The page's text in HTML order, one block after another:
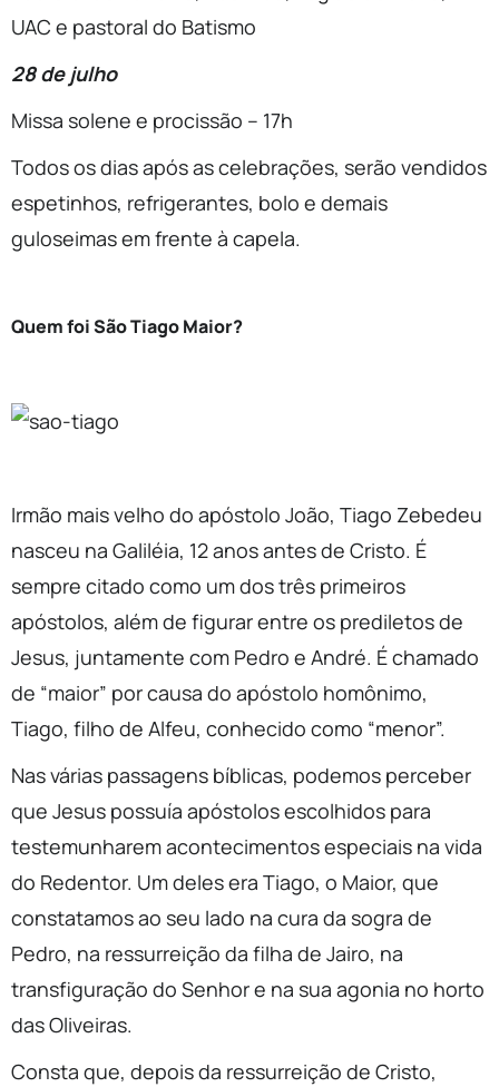
UAC e pastoral do Batismo
28 de julho
Missa solene e procissão – 17h
Todos os dias após as celebrações, serão vendidos
espetinhos, refrigerantes, bolo e demais
guloseimas em frente à capela.
Quem foi São Tiago Maior?
Irmão mais velho do apóstolo João, Tiago Zebedeu
nasceu na Galiléia, 12 anos antes de Cristo. É
sempre citado como um dos três primeiros
apóstolos, além de figurar entre os prediletos de
Jesus, juntamente com Pedro e André. É chamado
de “maior” por causa do apóstolo homônimo,
Tiago, filho de Alfeu, conhecido como “menor”.
Nas várias passagens bíblicas, podemos perceber
que Jesus possuía apóstolos escolhidos para
testemunharem acontecimentos especiais na vida
do Redentor. Um deles era Tiago, o Maior, que
constatamos ao seu lado na cura da sogra de
Pedro, na ressurreição da filha de Jairo, na
transfiguração do Senhor e na sua agonia no horto
das Oliveiras.
Consta que, depois da ressurreição de Cristo,